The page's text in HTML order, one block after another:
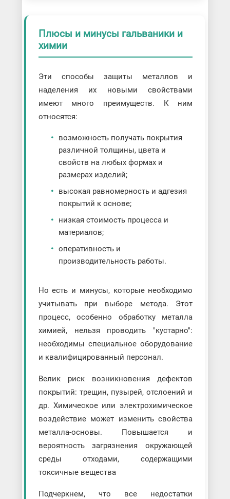
Плюсы и минусы гальваники и
химии
Эти способы защиты металлов и
наделения их новыми свойствами
имеют много преимуществ. К ним
относятся:
возможность получать покрытия
различной толщины, цвета и
свойств на любых формах и
размерах изделий;
высокая равномерность и адгезия
покрытий к основе;
низкая стоимость процесса и
материалов;
оперативность и
производительность работы.
Но есть и минусы, которые необходимо
учитывать при выборе метода. Этот
процесс, особенно обработку металла
химией, нельзя проводить "кустарно":
необходимы специальное оборудование
и квалифицированный персонал.
Велик риск возникновения дефектов
покрытий: трещин, пузырей, отслоений и
др. Химическое или электрохимическое
воздействие может изменить свойства
металла-основы. Повышается и
вероятность загрязнения окружающей
среды отходами, содержащими
токсичные вещества
Подчеркнем, что все недостатки